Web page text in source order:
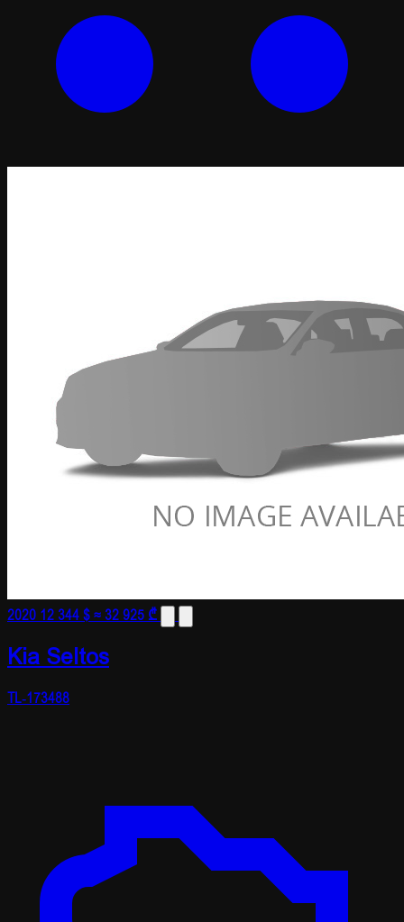
2020 12 344 $≈ 32 925 ₾
Kia Seltos
TL-173488